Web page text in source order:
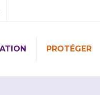
PROTÉGER